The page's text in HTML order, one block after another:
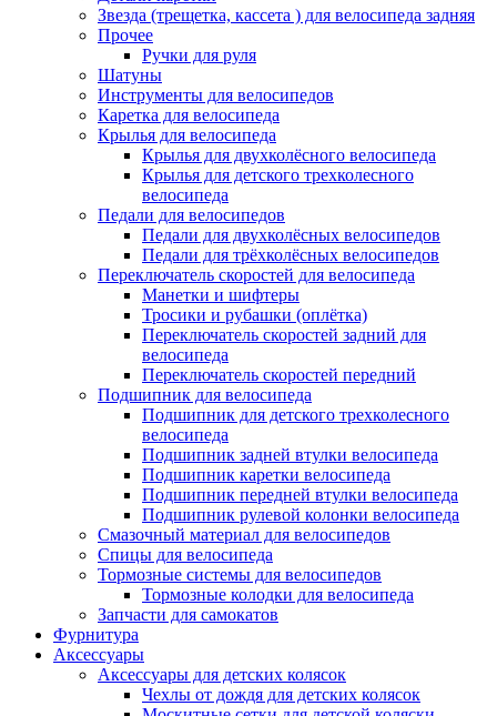
Звезда (трещетка, кассета ) для велосипеда задняя
Прочее
Ручки для руля
Шатуны
Инструменты для велосипедов
Каретка для велосипеда
Крылья для велосипеда
Крылья для двухколёсного велосипеда
Крылья для детского трехколесного
велосипеда
Педали для велосипедов
Педали для двухколёсных велосипедов
Педали для трёхколёсных велосипедов
Переключатель скоростей для велосипеда
Манетки и шифтеры
Тросики и рубашки (оплётка)
Переключатель скоростей задний для
велосипеда
Переключатель скоростей передний
Подшипник для велосипеда
Подшипник для детского трехколесного
велосипеда
Подшипник задней втулки велосипеда
Подшипник каретки велосипеда
Подшипник передней втулки велосипеда
Подшипник рулевой колонки велосипеда
Смазочный материал для велосипедов
Спицы для велосипеда
Тормозные системы для велосипедов
Тормозные колодки для велосипеда
Запчасти для самокатов
Фурнитура
Аксессуары
Аксессуары для детских колясок
Чехлы от дождя для детских колясок